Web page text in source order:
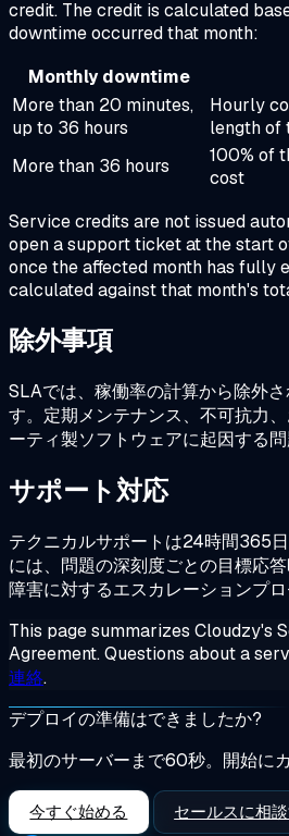
credit. The credit is calculated
downtime occurred that month:
Monthly downtime
More than 20 minutes,
up to 36 hours
Hourly
length of
More than 36 hours
100% of
cost
Service credits are not issued
open a support ticket at the start
once the affected month has fully
calculated against that month's
除外事項
SLAでは、稼働率の計算から除外
す。定期メンテナンス、不可抗力
ーティ製ソフトウェアに起因する問
サポート対応
テクニカルサポートは24時間365
には、問題の深刻度ごとの目標応
障害に対するエスカレーションプロ
This page summarizes Cloudzy's
Agreement. Questions about a
連絡.
デプロイの準備はできましたか?
最初のサーバーまで60秒。開始にカ
今すぐ始める セールスに相